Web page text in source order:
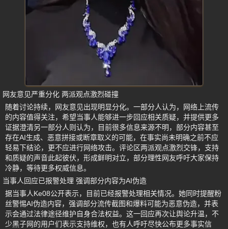
网友意见严重分化 两派观点激烈碰撞
随着讨论持续，网友意见出现明显分化。一部分人认为，网络上流传
的内容值得关注，希望当事人能够进一步回应相关质疑，并提供更多
证据澄清另一部分人则认为，目前很多信息来源不明，部分内容甚至
存在AI生成、恶意拼接或断章取义的可能，在事实尚未明确之前不应
轻易下结论，更不应进行网络攻击。评论区两派观点激烈交锋，支持
和质疑的声音此起彼伏，形成鲜明对立，部分理性网友呼吁大家保持
冷静，等待更多权威信息。
当事人回应已报警处理 强调部分内容为AI伪造
据当事人Ke08公开表示，目前已经报警处理相关情况。她同时提醒粉
丝警惕AI伪造内容，强调部分流传截图和爆料可能为恶意伪造，并表
示会通过法律途径维护自身合法权益。这一回应再次让舆论升温，不
少黑子网的用户们表示支持维权，也有人呼吁尽快公布更多事实信